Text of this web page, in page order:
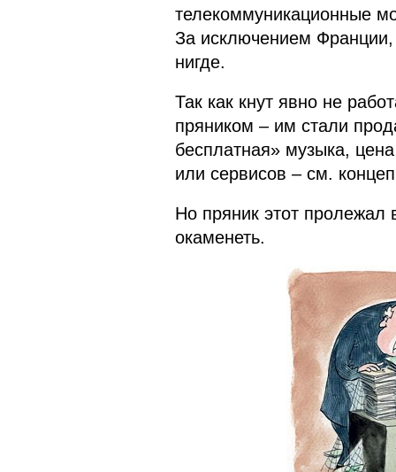
телекоммуникационные
За исключением
нигде.
Так как кнут явно не
пряником – им стали
бесплатная» музыка,
или сервисов – см.
Но пряник этот
окаменеть.